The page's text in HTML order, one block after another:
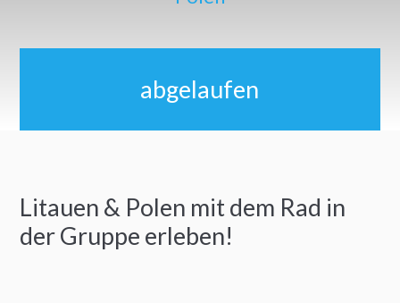
abgelaufen
Litauen & Polen mit dem Rad in
der Gruppe erleben!